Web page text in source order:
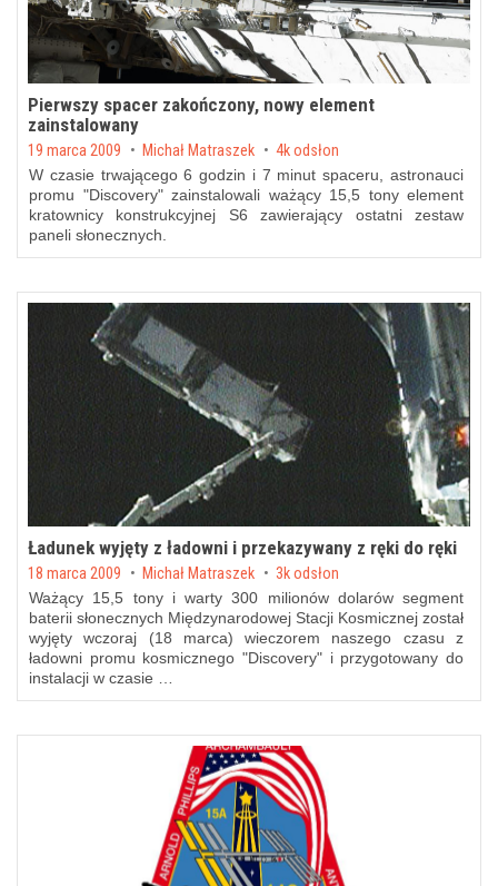
Pierwszy spacer zakończony, nowy element
zainstalowany
Posted on
19 marca 2009 byMichał Matraszek 4k odsłon
W czasie trwającego 6 godzin i 7 minut spaceru, astronauci
promu "Discovery" zainstalowali ważący 15,5 tony element
kratownicy konstrukcyjnej S6 zawierający ostatni zestaw
paneli słonecznych.
Ładunek wyjęty z ładowni i przekazywany z ręki do ręki
Posted on
18 marca 2009 by Michał Matraszek 3k odsłon
Ważący 15,5 tony i warty 300 milionów dolarów segment
baterii słonecznych Międzynarodowej Stacji Kosmicznej został
wyjęty wczoraj (18 marca) wieczorem naszego czasu z
ładowni promu kosmicznego "Discovery" i przygotowany do
instalacji w czasie …